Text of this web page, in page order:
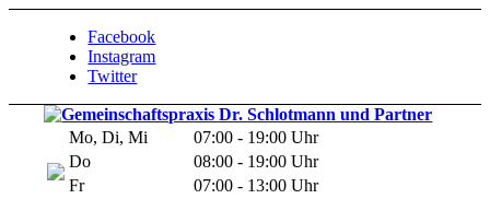
Facebook
Instagram
Twitter
Mo, Di, Mi
07:00 - 19:00 Uhr
Do
08:00 - 19:00 Uhr
Fr
07:00 - 13:00 Uhr